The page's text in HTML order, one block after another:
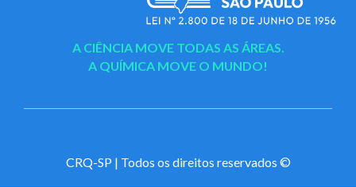
A CIÊNCIA MOVE TODAS AS ÁREAS.
A QUÍMICA MOVE O MUNDO!
CRQ-SP | Todos os direitos reservados ©